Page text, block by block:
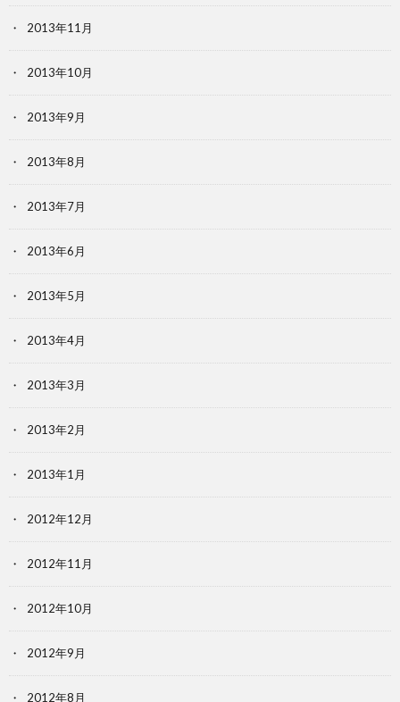
2013年11月
2013年10月
2013年9月
2013年8月
2013年7月
2013年6月
2013年5月
2013年4月
2013年3月
2013年2月
2013年1月
2012年12月
2012年11月
2012年10月
2012年9月
2012年8月